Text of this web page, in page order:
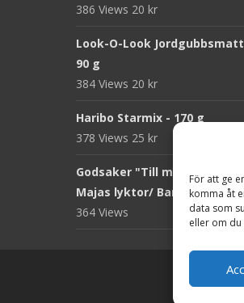
För att ge
komma åt
data som
eller om
386 Views 20 kr
Look-O-Look
90 g
384 Views 20 kr
Haribo Starmix - 170 g
378 Views 25 kr
Godsaker "Till mitt hjärta" -
Majas lyktor/
364 Views